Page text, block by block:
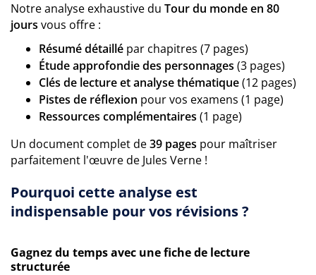
Notre analyse exhaustive du Tour du monde en 80
jours vous offre :
Résumé détaillé par chapitres (7 pages)
Étude approfondie des personnages (3 pages)
Clés de lecture et analyse thématique(12 pages)
Pistes de réflexion pour vos examens (1 page)
Ressources complémentaires (1 page)
Un document complet de39 pages pour maîtriser
parfaitement l'œuvre de Jules Verne !
Pourquoi cette analyse est
indispensable pour vos révisions ?
Gagnez du temps avec une fiche de lecture
structurée